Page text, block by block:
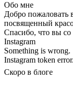
Обо мне
Добро пожаловать
посвященный
Спасибо, что вы
Instagram
Something is wrong.
Instagram token error.
Скоро в блоге